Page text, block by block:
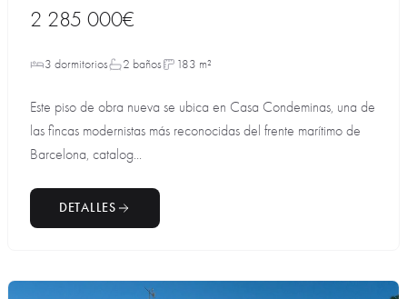
2 285 000€
3 dormitorios 2 baños 183 m²
Este piso de obra nueva se ubica en Casa Condeminas, una de
las fincas modernistas más reconocidas del frente marítimo de
Barcelona, catalog...
DETALLES